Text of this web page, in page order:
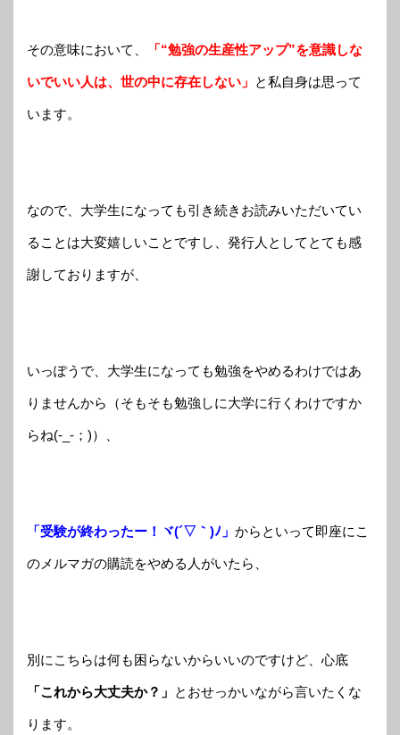
その意味において、 「“勉強の生産性アップ”を意識しな
いでいい人は、世の中に存在しない」 と私自身は思って
います。
なので、大学生になっても引き続きお読みいただいてい
ることは大変嬉しいことですし、発行人としてとても感
謝しておりますが、
いっぽうで、大学生になっても勉強をやめるわけではあ
りませんから（そもそも勉強しに大学に行くわけですか
らね(-_-；)）、
「受験が終わったー！ヾ(´▽｀)ﾉ」 からといって即座にこ
のメルマガの購読をやめる人がいたら、
別にこちらは何も困らないからいいのですけど、心底
「これから大丈夫か？」 とおせっかいながら言いたくな
ります。